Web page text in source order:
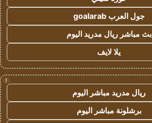
جول العرب goalarab
بث مباشر ريال مدريد اليوم
يلا لايف
!
ريال مدريد مباشر اليوم
برشلونة مباشر اليوم